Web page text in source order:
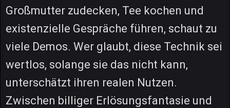
Großmutter zudecken, Tee kochen und
existenzielle Gespräche führen, schaut zu
viele Demos. Wer glaubt, diese Technik sei
wertlos, solange sie das nicht kann,
unterschätzt ihren realen Nutzen.
Zwischen billiger Erlösungsfantasie und